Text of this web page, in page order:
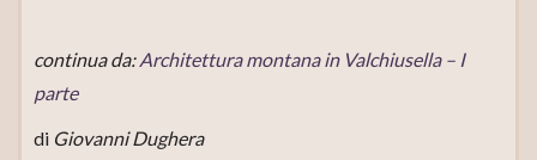
continua da:Architettura montana in Valchiusella – I
parte
di Giovanni Dughera